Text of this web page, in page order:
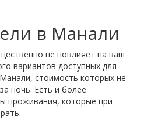
в Манали
не повлияет на ваш
вариантов доступных для
стоимость которых не
ночь. Есть и более
проживания, которые при